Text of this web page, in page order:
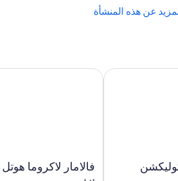
عن هذه المنشأة
فالامار
لاكروما
فالامار لاكروما هوتل
فالامار لاكروما هوتل